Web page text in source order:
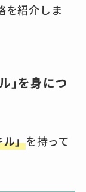
を紹介しま
」を身につ
」 を持って